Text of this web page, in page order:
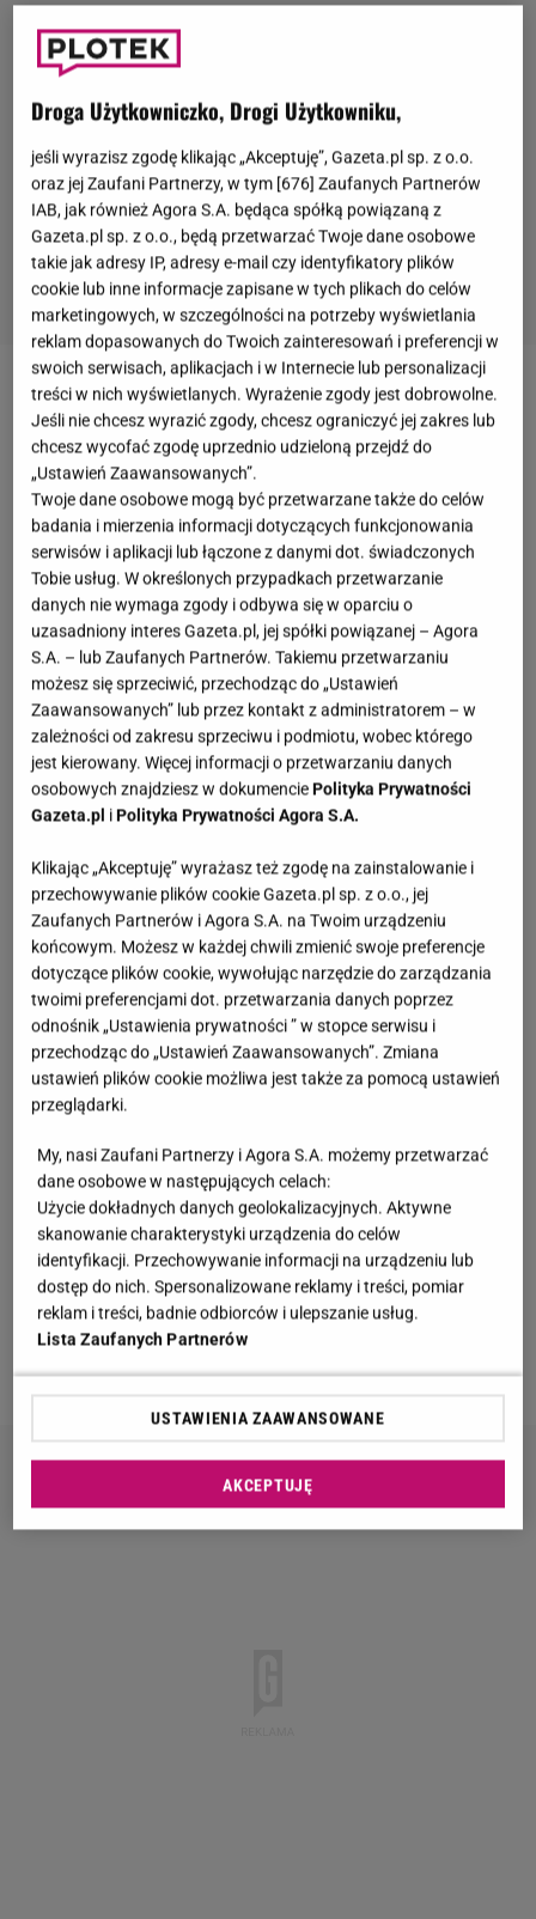
W środę, 27 kwietnia, na platformie Netflix
zadebiutuje druga część ekranizacji erotycznej
trylogii Blanki Lipińskiej "365 dni: Ten dzień". We
wtorek, w jednym z warszawskich hoteli, odbyła się
premiera dla osób ze świata show-biznesu. Choć
wydarzenie nie było dostępne dla fanów, za
pośrednictwem mediów społecznościowych
Lipińskapodała link, dzięki któremu można było je
oglądać online. Wedle oczekiwań, na ściance
pojawiło się mnóstwo mniej lub bardziej znanych
twarzy, w tym z obsady filmu. Sprawdźcie, jak się
prezentowali.
Netflixie
"365 dni: ten dzień". Premiera drugiej części
ekranizacji książki Blanki Lipińskiej. Na ściance
tłum celebrytów
Na oficjalnej premierze nie mogło oczywiście
podstawie której stworzono ekranizację. Blanka
Lipińska zaprezentowała się w długiej, eleganckiej
czarnej sukni z długimi rękawami i zdobieniami na
ramionach. Towarzyszyli jej rodzice, Grzegorz i
Małgorzata Lipińscy. Mama Blanki wybrała na tę
okazję efektowny biały garnitur z bardzo długimi
nogawkami i piórami po prawej stronie marynarki.
Droga Użytkowniczko, Drogi Użytkowniku,
jeśli wyrazisz zgodę klikając „Akceptuję”, Gazeta.pl sp. z o.o.
oraz jej Zaufani Partnerzy, w tym [676] Zaufanych Partnerów
IAB, jak również Agora S.A. będąca spółką powiązaną z
Gazeta.pl sp. z o.o., będą przetwarzać Twoje dane osobowe
takie jak adresy IP, adresy e-mail czy identyfikatory plików
cookie lub inne informacje zapisane w tych plikach do celów
marketingowych, w szczególności na potrzeby wyświetlania
reklam dopasowanych do Twoich zainteresowań i preferencji w
swoich serwisach, aplikacjach i w Internecie lub personalizacji
treści w nich wyświetlanych. Wyrażenie zgody jest dobrowolne.
Jeśli nie chcesz wyrazić zgody, chcesz ograniczyć jej zakres lub
chcesz wycofać zgodę uprzednio udzieloną przejdź do
„Ustawień Zaawansowanych”.
Twoje dane osobowe mogą być przetwarzane także do celów
badania i mierzenia informacji dotyczących funkcjonowania
serwisów i aplikacji lub łączone z danymi dot. świadczonych
Tobie usług. W określonych przypadkach przetwarzanie
danych nie wymaga zgody i odbywa się w oparciu o
uzasadniony interes Gazeta.pl, jej spółki powiązanej – Agora
S.A. – lub Zaufanych Partnerów. Takiemu przetwarzaniu
możesz się sprzeciwić, przechodząc do „Ustawień
Zaawansowanych” lub przez kontakt z administratorem – w
zależności od zakresu sprzeciwu i podmiotu, wobec którego
jest kierowany. Więcej informacji o przetwarzaniu danych
osobowych znajdziesz w dokumencie Polityka Prywatności
Gazeta.pl i Polityka Prywatności Agora S.A.
Klikając „Akceptuję” wyrażasz też zgodę na zainstalowanie i
przechowywanie plików cookie Gazeta.pl sp. z o.o., jej
Zaufanych Partnerów i Agora S.A. na Twoim urządzeniu
końcowym. Możesz w każdej chwili zmienić swoje preferencje
dotyczące plików cookie, wywołując narzędzie do zarządzania
twoimi preferencjami dot. przetwarzania danych poprzez
odnośnik „Ustawienia prywatności ” w stopce serwisu i
przechodząc do „Ustawień Zaawansowanych”. Zmiana
ustawień plików cookie możliwa jest także za pomocą ustawień
przeglądarki.
My, nasi Zaufani Partnerzy i Agora S.A. możemy przetwarzać
dane osobowe w następujących celach:
Użycie dokładnych danych geolokalizacyjnych. Aktywne
skanowanie charakterystyki urządzenia do celów
identyfikacji. Przechowywanie informacji na urządzeniu lub
dostęp do nich. Spersonalizowane reklamy i treści, pomiar
reklam i treści, badnie odbiorców i ulepszanie usług.
Lista Zaufanych Partnerów
USTAWIENIA ZAAWANSOWANE
AKCEPTUJĘ